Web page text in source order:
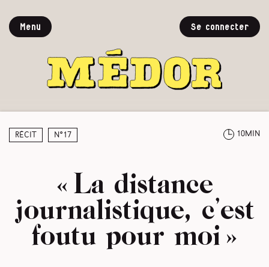
Menu Se connecter
Récit N°17 10min
« La distance
journalistique, c’est
foutu pour moi »